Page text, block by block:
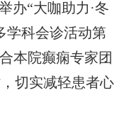
办“大咖助力·冬
学科会诊活动第
本院癫痫专家团
切实减轻患者心